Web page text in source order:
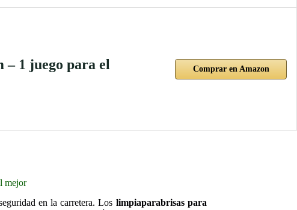
1 juego para el
Comprar en Amazon
mejor
en la carretera. Los limpiaparabrisas para